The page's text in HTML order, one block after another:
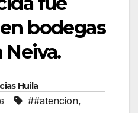
bodegas
Neiva.
Huila
##atencion,